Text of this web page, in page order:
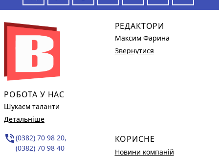
РОБОТА У НАС
Шукаєм таланти
Детальніше
phone_in_talk(0382) 70 98 20,
(0382) 70 98 40
РЕДАКТОРИ
Максим Фарина
Звернутися
КОРИСНЕ
Новини компаній